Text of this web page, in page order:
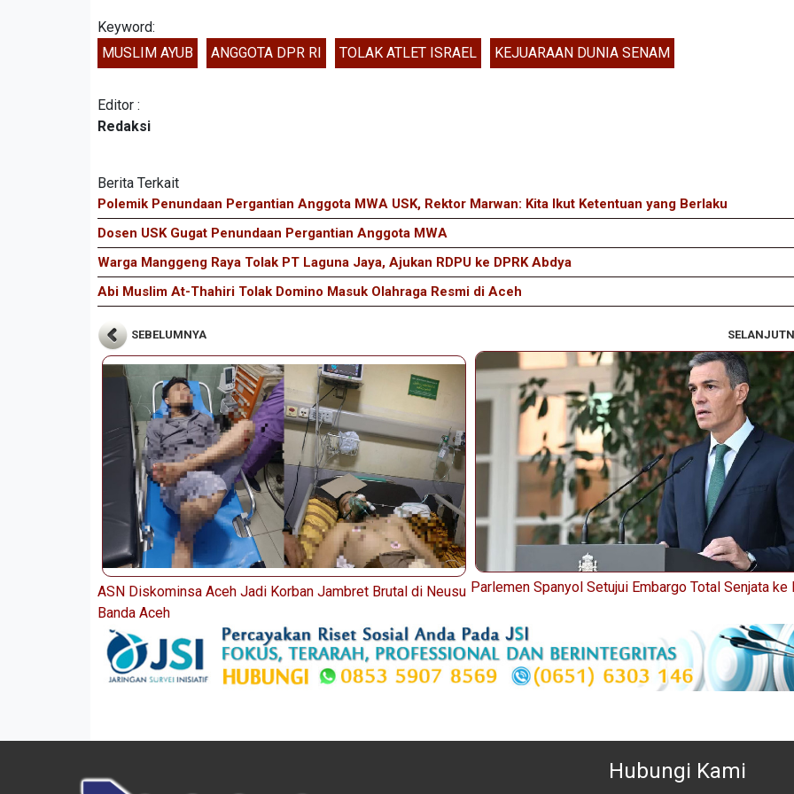
Keyword:
MUSLIM AYUB
ANGGOTA DPR RI TOLAK ATLET ISRAEL KEJUARAAN DUNIA SENAM
Editor :
Redaksi
Berita Terkait
Polemik Penundaan Pergantian Anggota MWA USK, Rektor Marwan: Kita Ikut Ketentuan yang Berlaku
Dosen USK Gugat Penundaan Pergantian Anggota MWA
Warga Manggeng Raya Tolak PT Laguna Jaya, Ajukan RDPU ke DPRK Abdya
Abi Muslim At-Thahiri Tolak Domino Masuk Olahraga Resmi di Aceh
SEBELUMNYA
ASN Diskominsa Aceh Jadi Korban Jambret Brutal di Neusu
Banda Aceh
Parlemen Spanyol Setujui Embargo Total Senjata ke
Hubungi Kami